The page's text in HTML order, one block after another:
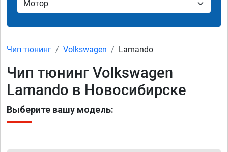
Чип тюнинг Volkswagen Lamando
Чип тюнинг Volkswagen
Lamando в Новосибирске
Выберите вашу модель: